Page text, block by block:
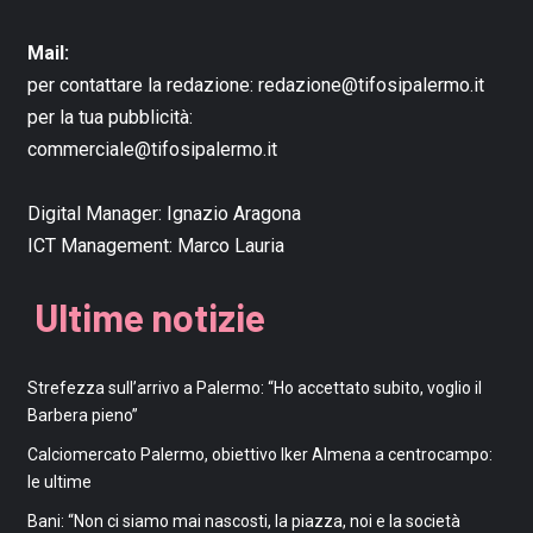
Mail:
per contattare la redazione: redazione@tifosipalermo.it
per la tua pubblicità:
commerciale@tifosipalermo.it
Digital Manager: Ignazio Aragona
ICT Management: Marco Lauria
Ultime notizie
Strefezza sull’arrivo a Palermo: “Ho accettato subito, voglio il
Barbera pieno”
Calciomercato Palermo, obiettivo Iker Almena a centrocampo:
le ultime
Bani: “Non ci siamo mai nascosti, la piazza, noi e la società